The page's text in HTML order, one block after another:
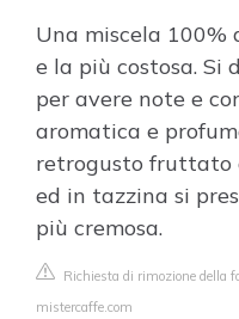
Una miscela
e la più costosa. Si
per avere note e
aromatica e
retrogusto fruttato
ed in tazzina si
più cremosa.
Richiesta di rimozione della
mistercaffe.com